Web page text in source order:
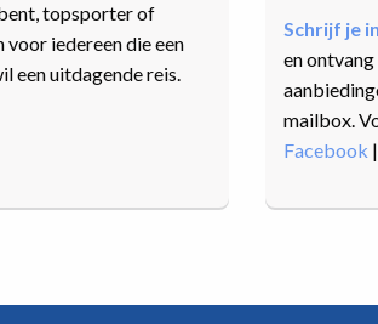
topsporter of
iedereen die een
een uitdagende reis.
Schrijf je
en
mailbox.
Facebook |